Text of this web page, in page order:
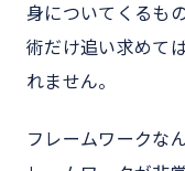
身についてくるも
術だけ追い求めて
れません。
フレームワークな